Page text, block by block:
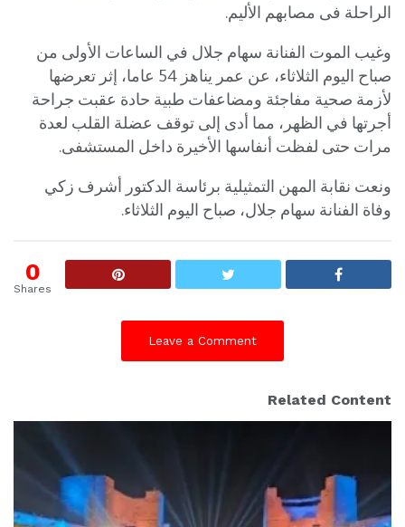
الراحلة فى مصابهم الأليم.
وغيب الموت الفنانة سهام جلال في الساعات الأولى من
صباح اليوم الثلاثاء، عن عمر يناهز 54 عاما، إثر تعرضها
لأزمة صحية مفاجئة ومضاعفات طبية حادة عقبت جراحة
أجرتها في الظهر، مما أدى إلى توقف عضلة القلب لعدة
مرات حتى لفظت أنفاسها الأخيرة داخل المستشفى.
ونعت نقابة المهن التمثيلية برئاسة الدكتور أشرف زكي
وفاة الفنانة سهام جلال، صباح اليوم الثلاثاء.
0
Shares
Leave a Comment
Related Content